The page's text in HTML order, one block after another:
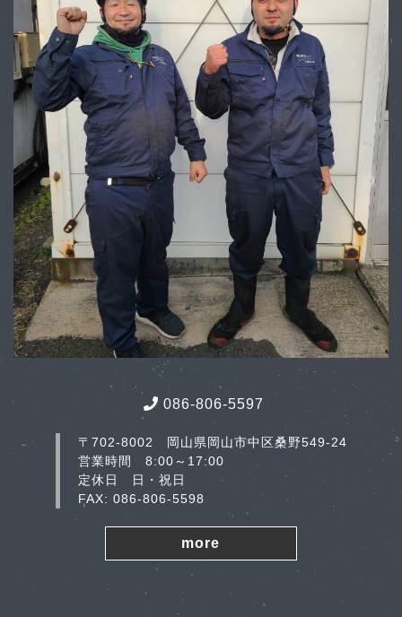
086-806-5597
〒702-8002 岡山県岡山市中区桑野549-24
営業時間 8:00～17:00
定休日 日・祝日
FAX: 086-806-5598
more